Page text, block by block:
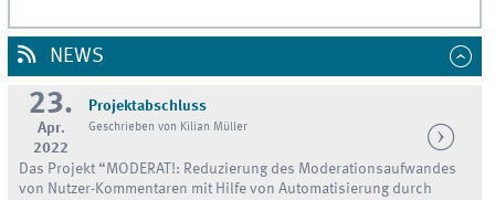
NEWS
23.
Apr.
2022
Projektabschluss
Geschrieben von Kilian Müller
Das Projekt “MODERAT!: Reduzierung des Moderationsaufwandes
von Nutzer-Kommentaren mit Hilfe von Automatisierung durch